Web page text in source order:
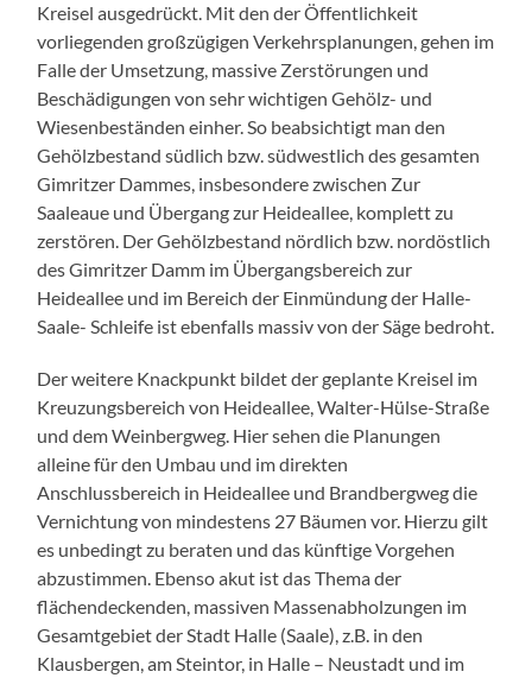
Kreisel ausgedrückt. Mit den der Öffentlichkeit
vorliegenden großzügigen Verkehrsplanungen, gehen im
Falle der Umsetzung, massive Zerstörungen und
Beschädigungen von sehr wichtigen Gehölz- und
Wiesenbeständen einher. So beabsichtigt man den
Gehölzbestand südlich bzw. südwestlich des gesamten
Gimritzer Dammes, insbesondere zwischen Zur
Saaleaue und Übergang zur Heideallee, komplett zu
zerstören. Der Gehölzbestand nördlich bzw. nordöstlich
des Gimritzer Damm im Übergangsbereich zur
Heideallee und im Bereich der Einmündung der Halle-
Saale- Schleife ist ebenfalls massiv von der Säge bedroht.
Der weitere Knackpunkt bildet der geplante Kreisel im
Kreuzungsbereich von Heideallee, Walter-Hülse-Straße
und dem Weinbergweg. Hier sehen die Planungen
alleine für den Umbau und im direkten
Anschlussbereich in Heideallee und Brandbergweg die
Vernichtung von mindestens 27 Bäumen vor. Hierzu gilt
es unbedingt zu beraten und das künftige Vorgehen
abzustimmen. Ebenso akut ist das Thema der
flächendeckenden, massiven Massenabholzungen im
Gesamtgebiet der Stadt Halle (Saale), z.B. in den
Klausbergen, am Steintor, in Halle – Neustadt und im